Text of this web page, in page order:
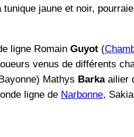
jaune et noir,
ligne Romain Guyot (
venus de différents
Mathys Barkaailier
ligne de Narbonne,